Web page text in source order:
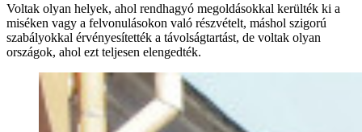
Voltak olyan helyek, ahol rendhagyó megoldásokkal kerülték ki a
miséken vagy a felvonulásokon való részvételt, máshol szigorú
szabályokkal érvényesítették a távolságtartást, de voltak olyan
országok, ahol ezt teljesen elengedték.